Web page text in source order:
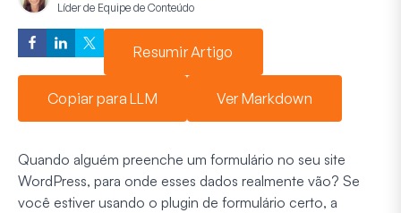
Líder de Equipe de Conteúdo
Resumir Artigo
Copiar para LLM Ver Markdown
Quando alguém preenche um formulário no seu site
WordPress, para onde esses dados realmente vão? Se
você estiver usando o plugin de formulário certo, a